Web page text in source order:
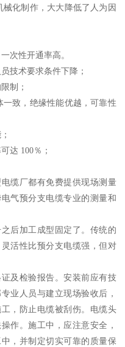
化制作，大大降低了人为因
次性开通率高。
技术要求条件下降；
制；
致，绝缘性能优越，可靠性
达 100％；
缆厂都有免费提供现场测量
气预分支电缆专业的测量和
后加工成型固定了。传统的
活性比预分支电缆强，但对
及检验报告。安装前应有技
业人员与建立现场验收后，
，防止电缆被刮伤。电缆头
作。施工中，应注意安全，
，并制定切实可靠的质量保